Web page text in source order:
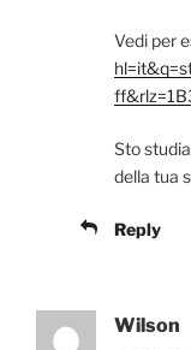
Vedi per
Sto
della tua
Reply
Wilson